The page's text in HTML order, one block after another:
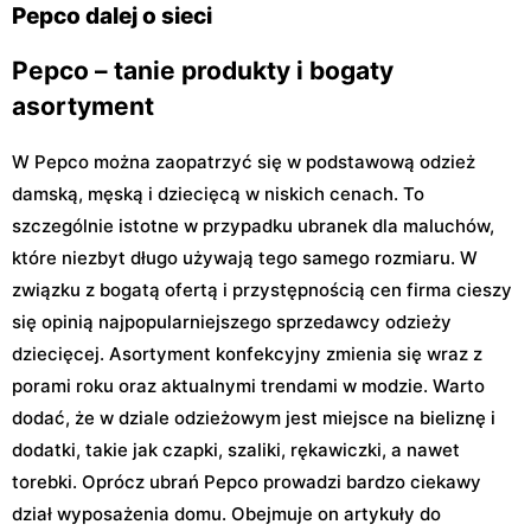
Edukacji Narodowej 85
Pepco dalej o sieci
Pepco – tanie produkty i bogaty
asortyment
W Pepco można zaopatrzyć się w podstawową odzież
damską, męską i dziecięcą w niskich cenach. To
szczególnie istotne w przypadku ubranek dla maluchów,
które niezbyt długo używają tego samego rozmiaru. W
związku z bogatą ofertą i przystępnością cen firma cieszy
się opinią najpopularniejszego sprzedawcy odzieży
dziecięcej. Asortyment konfekcyjny zmienia się wraz z
porami roku oraz aktualnymi trendami w modzie. Warto
dodać, że w dziale odzieżowym jest miejsce na bieliznę i
dodatki, takie jak czapki, szaliki, rękawiczki, a nawet
torebki. Oprócz ubrań Pepco prowadzi bardzo ciekawy
dział wyposażenia domu. Obejmuje on artykuły do